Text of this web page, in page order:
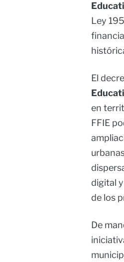
Ley
El
en
FFIE
digital
de los
De